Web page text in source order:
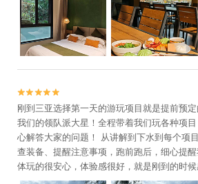
等待夜探雨林集合。（在前台办理入住时，
夜探雨林的顾客应穿长裤运动鞋就更好。）
富、很负责。很多白天不出现的小动物，到
一点不吓人。 酒店的设施很好：房间卫生、


刚到三亚选择第一天的游玩项目就是提前预
我们的领队派大星！全程带着我们玩各种项
心解答大家的问题！ 从讲解到下水到每个项
查装备、提醒注意事项，跑前跑后，细心提
体玩的很安心，体验感很好，就是刚到的时